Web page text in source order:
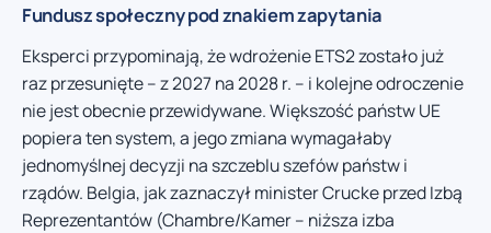
Fundusz społeczny pod znakiem zapytania
Eksperci przypominają, że wdrożenie ETS2 zostało już
raz przesunięte – z 2027 na 2028 r. – i kolejne odroczenie
nie jest obecnie przewidywane. Większość państw UE
popiera ten system, a jego zmiana wymagałaby
jednomyślnej decyzji na szczeblu szefów państw i
rządów. Belgia, jak zaznaczył minister Crucke przed Izbą
Reprezentantów (Chambre/Kamer – niższa izba